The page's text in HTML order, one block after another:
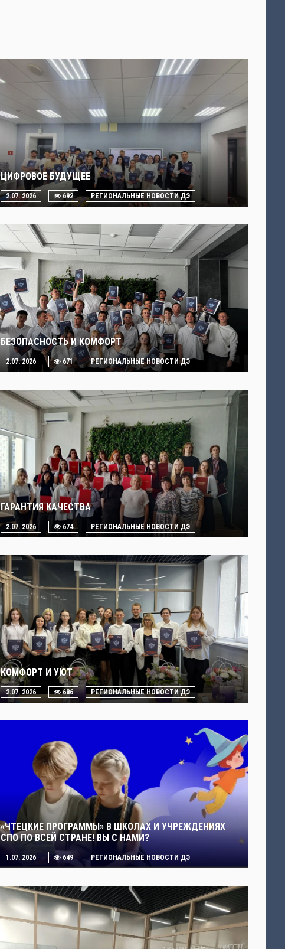
ЦИФРОВОЕ БУДУЩЕЕ
2.07. 2026 692 РЕГИОНАЛЬНЫЕ НОВОСТИ ДЭ
БЕЗОПАСНОСТЬ И КОМФОРТ
2.07. 2026 671 РЕГИОНАЛЬНЫЕ НОВОСТИ ДЭ
ГАРАНТИЯ КАЧЕСТВА
2.07. 2026 674 РЕГИОНАЛЬНЫЕ НОВОСТИ ДЭ
КОМФОРТ И УЮТ
2.07. 2026 686 РЕГИОНАЛЬНЫЕ НОВОСТИ ДЭ
«ЧТЕЦКИЕ ПРОГРАММЫ» В ШКОЛАХ И УЧРЕЖДЕНИЯХ
СПО ПО ВСЕЙ СТРАНЕ! ВЫ С НАМИ?
1.07. 2026 649 РЕГИОНАЛЬНЫЕ НОВОСТИ ДЭ